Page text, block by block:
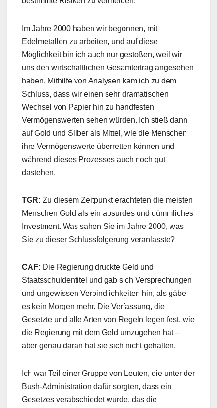
Im Jahre 2000 haben wir begonnen, mit
Edelmetallen zu arbeiten, und auf diese
Möglichkeit bin ich auch nur gestoßen, weil wir
uns den wirtschaftlichen Gesamtertrag angesehen
haben. Mithilfe von Analysen kam ich zu dem
Schluss, dass wir einen sehr dramatischen
Wechsel von Papier hin zu handfesten
Vermögenswerten sehen würden. Ich stieß dann
auf Gold und Silber als Mittel, wie die Menschen
ihre Vermögenswerte überretten können und
während dieses Prozesses auch noch gut
dastehen.
TGR: Zu diesem Zeitpunkt erachteten die meisten
Menschen Gold als ein absurdes und dümmliches
Investment. Was sahen Sie im Jahre 2000, was
Sie zu dieser Schlussfolgerung veranlasste?
CAF: Die Regierung druckte Geld und
Staatsschuldentitel und gab sich Versprechungen
und ungewissen Verbindlichkeiten hin, als gäbe
es kein Morgen mehr. Die Verfassung, die
Gesetzte und alle Arten von Regeln legen fest, wie
die Regierung mit dem Geld umzugehen hat –
aber genau daran hat sie sich nicht gehalten.
Ich war Teil einer Gruppe von Leuten, die unter der
Bush-Administration dafür sorgten, dass ein
Gesetzes verabschiedet wurde, das die